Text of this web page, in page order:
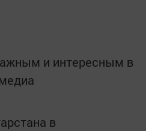
и интересным в
в